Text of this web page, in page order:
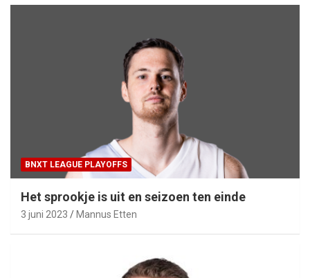
BNXT LEAGUE PLAYOFFS
Het sprookje is uit en seizoen ten einde
3 juni 2023 Mannus Etten